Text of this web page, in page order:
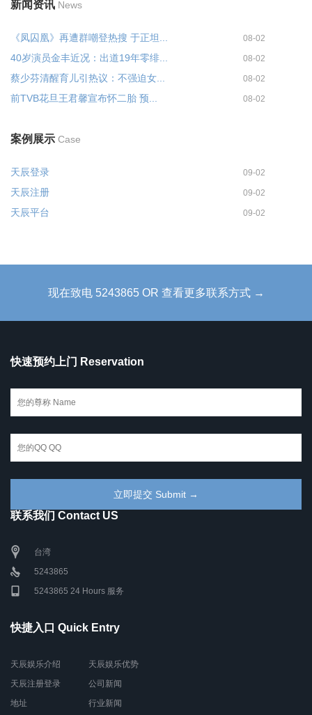
新闻资讯 News
《凤囚凰》再遭群嘲登热搜 于正坦... 08-02
40岁演员金丰近况：出道19年零绯... 08-02
蔡少芬清醒育儿引热议：不强迫女... 08-02
前TVB花旦王君馨宣布怀二胎 预... 08-02
案例展示 Case
天辰登录 09-02
天辰注册 09-02
天辰平台 09-02
现在致电 5243865 OR 查看更多联系方式 →
快速预约上门 Reservation
联系我们 Contact US
台湾
5243865
5243865 24 Hours 服务
快捷入口 Quick Entry
天辰娱乐介绍
天辰注册登录
地址
天辰娱乐优势
公司新闻
行业新闻